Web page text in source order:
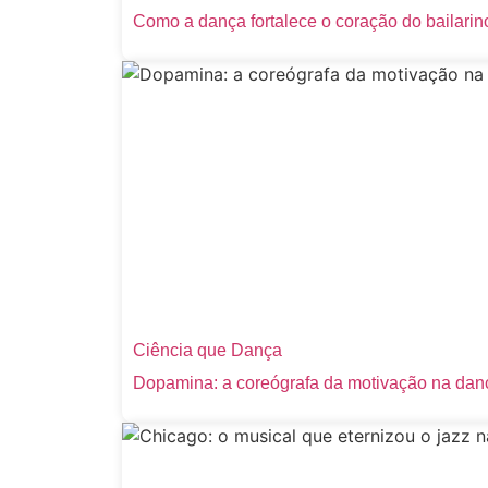
Como a dança fortalece o coração do
Ciência que Dança
Dopamina: a coreógrafa da motivação na